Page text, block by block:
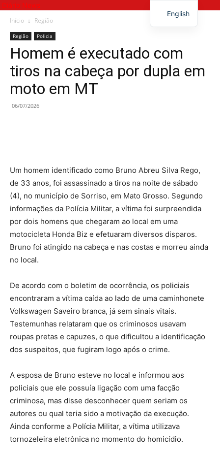
Diário News
Início
Região
Região Policia
Homem é executado com
tiros na cabeça por dupla em
moto em MT
06/07/2026
Um homem identificado como Bruno Abreu Silva Rego,
de 33 anos, foi assassinado a tiros na noite de sábado
(4), no município de Sorriso, em Mato Grosso. Segundo
informações da Polícia Militar, a vítima foi surpreendida
por dois homens que chegaram ao local em uma
motocicleta Honda Biz e efetuaram diversos disparos.
Bruno foi atingido na cabeça e nas costas e morreu ainda
no local.
De acordo com o boletim de ocorrência, os policiais
encontraram a vítima caída ao lado de uma caminhonete
Volkswagen Saveiro branca, já sem sinais vitais.
Testemunhas relataram que os criminosos usavam
roupas pretas e capuzes, o que dificultou a identificação
dos suspeitos, que fugiram logo após o crime.
A esposa de Bruno esteve no local e informou aos
policiais que ele possuía ligação com uma facção
criminosa, mas disse desconhecer quem seriam os
autores ou qual teria sido a motivação da execução.
Ainda conforme a Polícia Militar, a vítima utilizava
tornozeleira eletrônica no momento do homicídio.
English